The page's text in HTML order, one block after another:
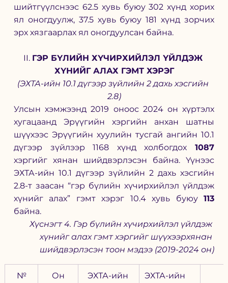
шийтгүүлснээс 62.5 хувь буюу 302 хүнд хорих
ял оногдуулж, 37.5 хувь буюу 181 хүнд зорчих
эрх хязгаарлах ял оногдуулсан байна.
II. ГЭР БҮЛИЙН ХҮЧИРХИЙЛЭЛ ҮЙЛДЭЖ
ХҮНИЙГ АЛАХ ГЭМТ ХЭРЭГ
(ЭХТА-ийн 10.1 дүгээр зүйлийн 2 дахь хэсгийн
2.8)
Улсын хэмжээнд 2019 оноос 2024 он хүртэлх
хугацаанд Эрүүгийн хэргийн анхан шатны
шүүхээс Эрүүгийн хуулийн тусгай ангийн 10.1
дүгээр зүйлээр 1168 хүнд холбогдох 1087
хэргийг хянан шийдвэрлэсэн байна. Үүнээс
ЭХТА-ийн 10.1 дүгээр зүйлийн 2 дахь хэсгийн
2.8-т заасан “гэр бүлийн хүчирхийлэл үйлдэж
хүнийг алах” гэмт хэрэг 10.4 хувь буюу
байна.
Хүснэгт 4. Гэр бүлийн хүчирхийлэл үйлдэж
хүнийг алах гэмт хэргийг шүүхээрхянан
шийдвэрлэсэн тоон мэдээ (2019-2024 он)
№ Он ЭХТА-ийн ЭХТА-ийн